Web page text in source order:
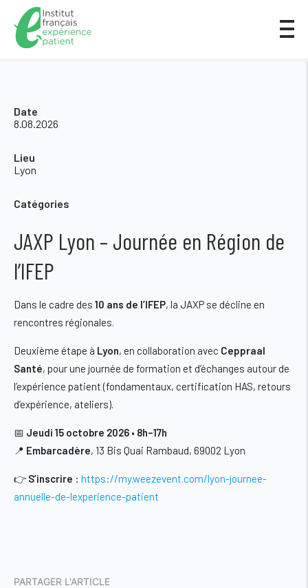
Date
8.08.2026
Lieu
Lyon
Catégories
JAXP Lyon – Journée en Région de
l’IFEP
Dans le cadre des 10 ans de l’IFEP, la JAXP se décline en
rencontres régionales.
Deuxième étape à Lyon, en collaboration avec Ceppraal
Santé, pour une journée de formation et d’échanges autour de
l’expérience patient (fondamentaux, certification HAS, retours
d’expérience, ateliers).
📅 Jeudi 15 octobre 2026 • 8h–17h
📍 Embarcadère, 13 Bis Quai Rambaud, 69002 Lyon
👉 S’inscrire : https://my.weezevent.com/lyon-journee-
annuelle-de-lexperience-patient
PARTAGER L'ARTICLE